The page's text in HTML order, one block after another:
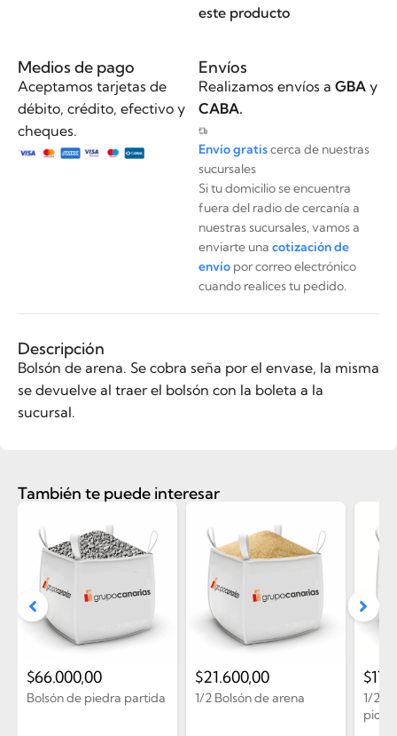
este producto
Medios de pago
Aceptamos tarjetas de
débito, crédito, efectivo y
cheques.
Envíos
Realizamos envíos a GBAy
CABA.
Envío gratiscerca de nuestras
sucursales
Si tu domicilio se encuentra
fuera del radio de cercanía a
nuestras sucursales, vamos a
enviarte una cotización de
envíopor correo electrónico
cuando realices tu pedido.
Descripción
Bolsón de arena. Se cobra seña por el envase, la misma
se devuelve al traer el bolsón con la boleta a la
sucursal.
También te puede interesar
Bolsón de piedra partida
$66.000,00
1/2 Bolsón de arena
$21.600,00
1/2
$